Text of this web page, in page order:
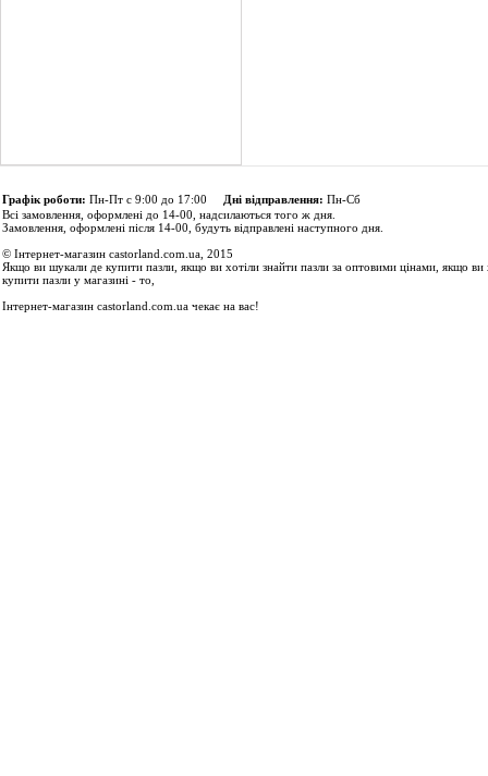
Графік роботи: Пн-Пт с 9:00 до 17:00 Дні відправлення: Пн-Сб
Всі замовлення, оформлені до 14-00, надсилаються того ж дня.
Замовлення, оформлені після 14-00, будуть відправлені наступного дня.
© Інтернет-магазин castorland.com.ua, 2015
Якщо ви шукали де купити пазли, якщо ви хотіли знайти пазли за оптовими цінами, якщо ви
купити пазли у магазині - то,
Інтернет-магазин castorland.com.ua чекає на вас!